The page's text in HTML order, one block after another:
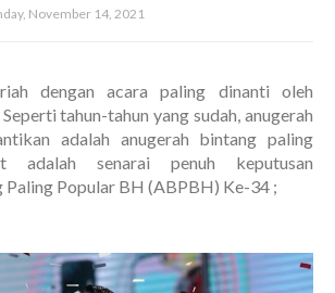
November 14, 2021
dengan acara paling dinanti oleh
tahun-tahun yang sudah, anugerah
adalah anugerah bintang paling
adalah senarai penuh keputusan
Paling Popular BH (ABPBH) Ke-34 ;